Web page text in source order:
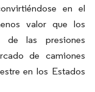
en el
valor que los
de las presiones
de camiones
en los Estados